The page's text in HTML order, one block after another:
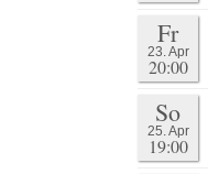
Fr
23. Apr
20:00
So
25. Apr
19:00